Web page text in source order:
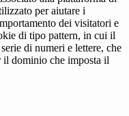
per aiutare i
dei visitatori e
di tipo pattern, in cui il
di numeri e lettere, che
il dominio che imposta il